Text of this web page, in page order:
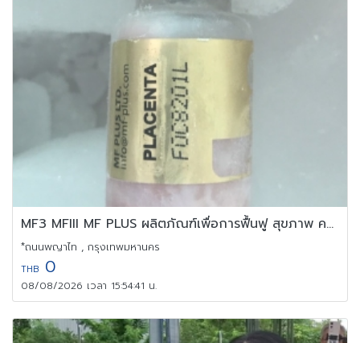
MF3 MFIII MF PLUS ผลิตภัณฑ์เพื่อการฟื้นฟู สุขภาพ ความงาม
*ถนนพญาไท , กรุงเทพมหานคร
THB 0
08/08/2026 เวลา 15:54:41 น.